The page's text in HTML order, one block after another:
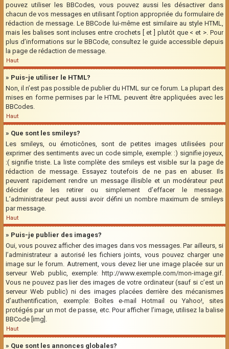
pouvez utiliser les BBCodes, vous pouvez aussi les désactiver dans
chacun de vos messages en utilisant l’option appropriée du formulaire de
rédaction de message. Le BBCode lui-même est similaire au style HTML,
mais les balises sont incluses entre crochets [ et ] plutôt que < et >. Pour
plus d’informations sur le BBCode, consultez le guide accessible depuis
la page de rédaction de message.
Haut
» Puis-je utiliser le HTML?
Non, il n’est pas possible de publier du HTML sur ce forum. La plupart des
mises en forme permises par le HTML peuvent être appliquées avec les
BBCodes.
Haut
» Que sont les smileys?
Les smileys, ou émoticônes, sont de petites images utilisées pour
exprimer des sentiments avec un code simple, exemple: :) signifie joyeux,
:( signifie triste. La liste complète des smileys est visible sur la page de
rédaction de message. Essayez toutefois de ne pas en abuser. Ils
peuvent rapidement rendre un message illisible et un modérateur peut
décider de les retirer ou simplement d’effacer le message.
L’administrateur peut aussi avoir défini un nombre maximum de smileys
par message.
Haut
» Puis-je publier des images?
Oui, vous pouvez afficher des images dans vos messages. Par ailleurs, si
l’administrateur a autorisé les fichiers joints, vous pouvez charger une
image sur le forum. Autrement, vous devez lier une image placée sur un
serveur Web public, exemple: http://www.exemple.com/mon-image.gif.
Vous ne pouvez pas lier des images de votre ordinateur (sauf si c’est un
serveur Web public) ni des images placées derrière des mécanismes
d’authentification, exemple: Boîtes e-mail Hotmail ou Yahoo!, sites
protégés par un mot de passe, etc. Pour afficher l’image, utilisez la balise
BBCode [img].
Haut
» Que sont les annonces globales?